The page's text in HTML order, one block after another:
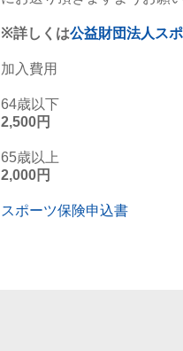
※詳しくは公益財団法人ス
加入費用
64歳以下
2,500円
65歳以上
2,000円
スポーツ保険申込書